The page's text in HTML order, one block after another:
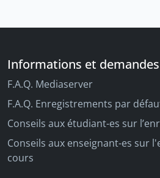
Informations et demandes
F.A.Q. Mediaserver
F.A.Q. Enregistrements par
Conseils aux étudiant-es sur
Conseils aux enseignant-es sur
cours